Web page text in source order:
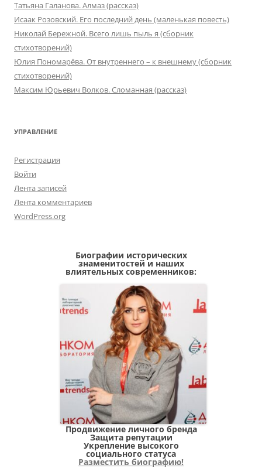
Татьяна Галанова. Алмаз (рассказ)
Исаак Розовский. Его последний день (маленькая повесть)
Николай Бережной. Всего лишь пыль я (сборник
стихотворений)
Юлия Пономарёва. От внутреннего – к внешнему (сборник
стихотворений)
Максим Юрьевич Волков. Сломанная (рассказ)
УПРАВЛЕНИЕ
Регистрация
Войти
Лента записей
Лента комментариев
WordPress.org
Биографии исторических
знаменитостей и наших
влиятельных современников:
Продвижение личного бренда
Защита репутации
Укрепление высокого
социального статуса
Разместить биографию!